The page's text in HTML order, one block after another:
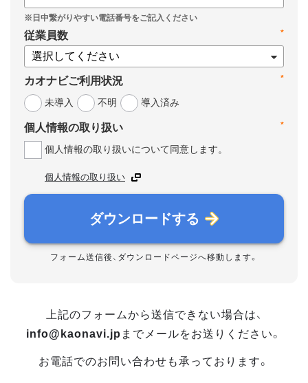
*
従業員数
*
カオナビご利用状況
未導入
不明 導入済み
*
個人情報の取り扱い
個人情報の取り扱いについて同意します。
個人情報の取り扱い
ダウンロードする
フォーム送信後、ダウンロードページへ移動します。
上記のフォームから送信できない場合は、
info@kaonavi.jp までメールをお送りください。
お電話でのお問い合わせも承っております。